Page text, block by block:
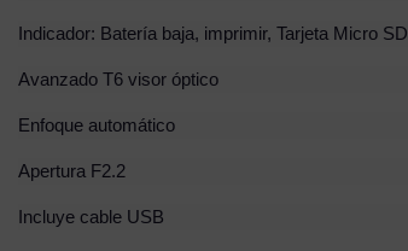
Indicador: Batería baja, imprimir, Tarjeta Micro SD
Avanzado T6 visor óptico
Enfoque automático
Apertura F2.2
Incluye cable USB